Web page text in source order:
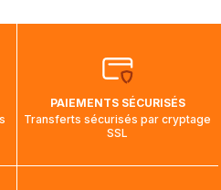
PAIEMENTS SÉCURISÉS
Transferts sécurisés par cryptage
SSL